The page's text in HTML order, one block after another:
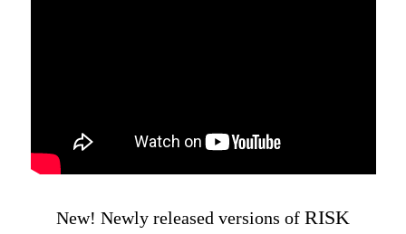
New! Newly released versions of RISK